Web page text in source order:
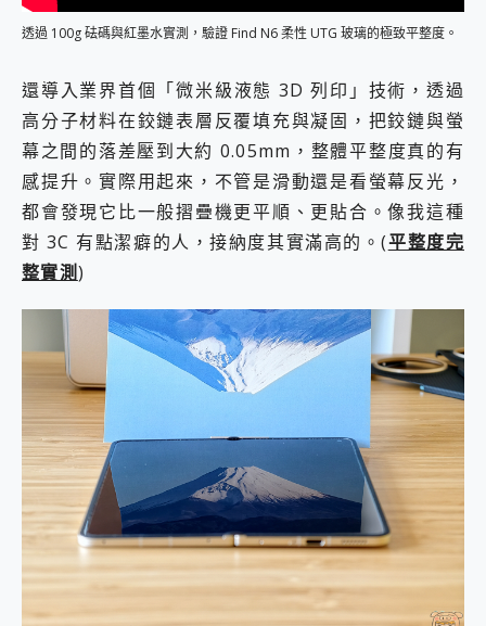
透過 100g 砝碼與紅墨水實測，驗證 Find N6 柔性 UTG 玻璃的極致平整度。
還導入業界首個「微米級液態 3D 列印」技術，透過
高分子材料在鉸鏈表層反覆填充與凝固，把鉸鏈與螢
幕之間的落差壓到大約 0.05mm，整體平整度真的有
感提升。實際用起來，不管是滑動還是看螢幕反光，
都會發現它比一般摺疊機更平順、更貼合。像我這種
對 3C 有點潔癖的人，接納度其實滿高的。(平整度完
整實測)